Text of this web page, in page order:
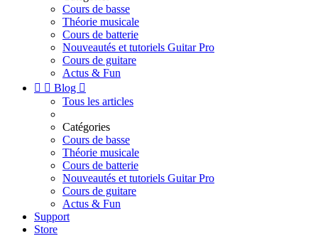
Cours de basse
Théorie musicale
Cours de batterie
Nouveautés et tutoriels Guitar Pro
Cours de guitare
Actus & Fun
  Blog 
Tous les articles
Catégories
Cours de basse
Théorie musicale
Cours de batterie
Nouveautés et tutoriels Guitar Pro
Cours de guitare
Actus & Fun
Support
Store